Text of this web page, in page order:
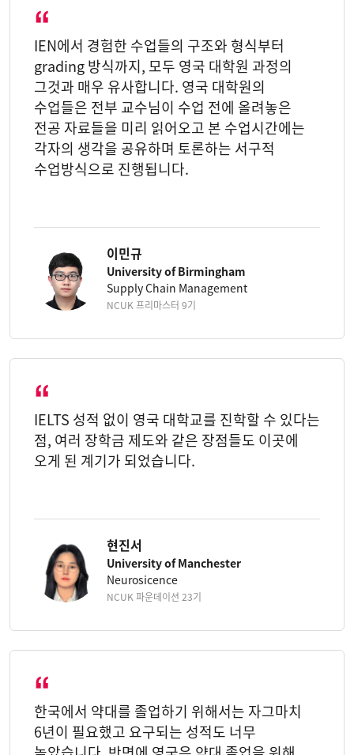
IEN에서 경험한 수업들의 구조와 형식부터
grading 방식까지, 모두 영국 대학원 과정의
그것과 매우 유사합니다. 영국 대학원의
수업들은 전부 교수님이 수업 전에 올려놓은
전공 자료들을 미리 읽어오고 본 수업시간에는
각자의 생각을 공유하며 토론하는 서구적
수업방식으로 진행됩니다.
이민규
University of Birmingham
Supply Chain Management
NCUK 프리마스터 9기
IELTS 성적 없이 영국 대학교를 진학할 수 있다는
점, 여러 장학금 제도와 같은 장점들도 이곳에
오게 된 계기가 되었습니다.
현진서
University of Manchester
Neurosicence
NCUK 파운데이션 23기
한국에서 약대를 졸업하기 위해서는 자그마치
6년이 필요했고 요구되는 성적도 너무